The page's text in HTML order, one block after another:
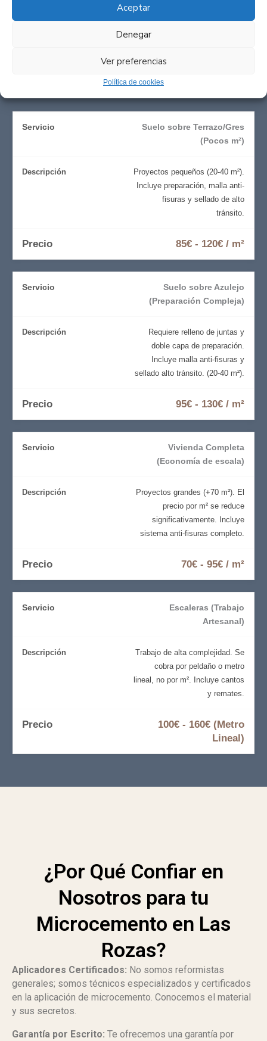
Aceptar
Denegar
Ver preferencias
Política de cookies
Precios de suelos de
Microcemento en Las Rozas
Suelo sobre Terrazo/Gres
(Pocos m²)
Proyectos pequeños (20-40 m²).
Incluye preparación, malla anti-
fisuras y sellado de alto
tránsito.
85€ - 120€ / m²
Suelo sobre Azulejo
(Preparación Compleja)
Requiere relleno de juntas y
doble capa de preparación.
Incluye malla anti-fisuras y
sellado alto tránsito. (20-40 m²).
95€ - 130€ / m²
Vivienda Completa
(Economía de escala)
Proyectos grandes (+70 m²). El
precio por m² se reduce
significativamente. Incluye
sistema anti-fisuras completo.
70€ - 95€ / m²
Escaleras (Trabajo
Artesanal)
Trabajo de alta complejidad. Se
cobra por peldaño o metro
lineal, no por m². Incluye cantos
y remates.
100€ - 160€ (Metro
Lineal)
¿Por Qué Confiar en
Nosotros para tu
Microcemento en Las
Rozas?
Aplicadores Certificados: No somos reformistas
generales; somos técnicos especializados y certificados
en la aplicación de microcemento. Conocemos el material
y sus secretos.
Garantía por Escrito: Te ofrecemos una garantía por